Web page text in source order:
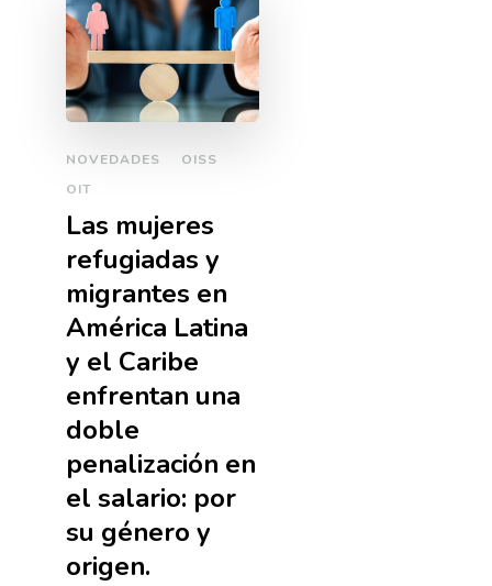
NOVEDADES
OISS
OIT
Las mujeres
refugiadas y
migrantes en
América Latina
y el Caribe
enfrentan una
doble
penalización en
el salario: por
su género y
origen.